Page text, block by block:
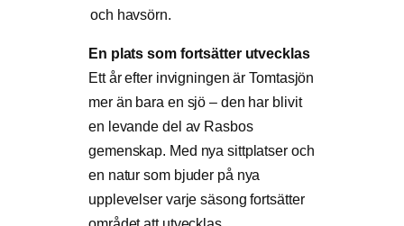
och havsörn.
En plats som fortsätter utvecklas
Ett år efter invigningen är Tomtasjön
mer än bara en sjö – den har blivit
en levande del av Rasbos
gemenskap. Med nya sittplatser och
en natur som bjuder på nya
upplevelser varje säsong fortsätter